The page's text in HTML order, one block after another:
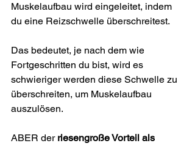
Muskelaufbau wird eingeleitet, indem
du eine Reizschwelle überschreitest.
Das bedeutet, je nach dem wie
Fortgeschritten du bist, wird es
schwieriger werden diese Schwelle zu
überschreiten, um Muskelaufbau
auszulösen.
ABER der riesengroße Vorteil als